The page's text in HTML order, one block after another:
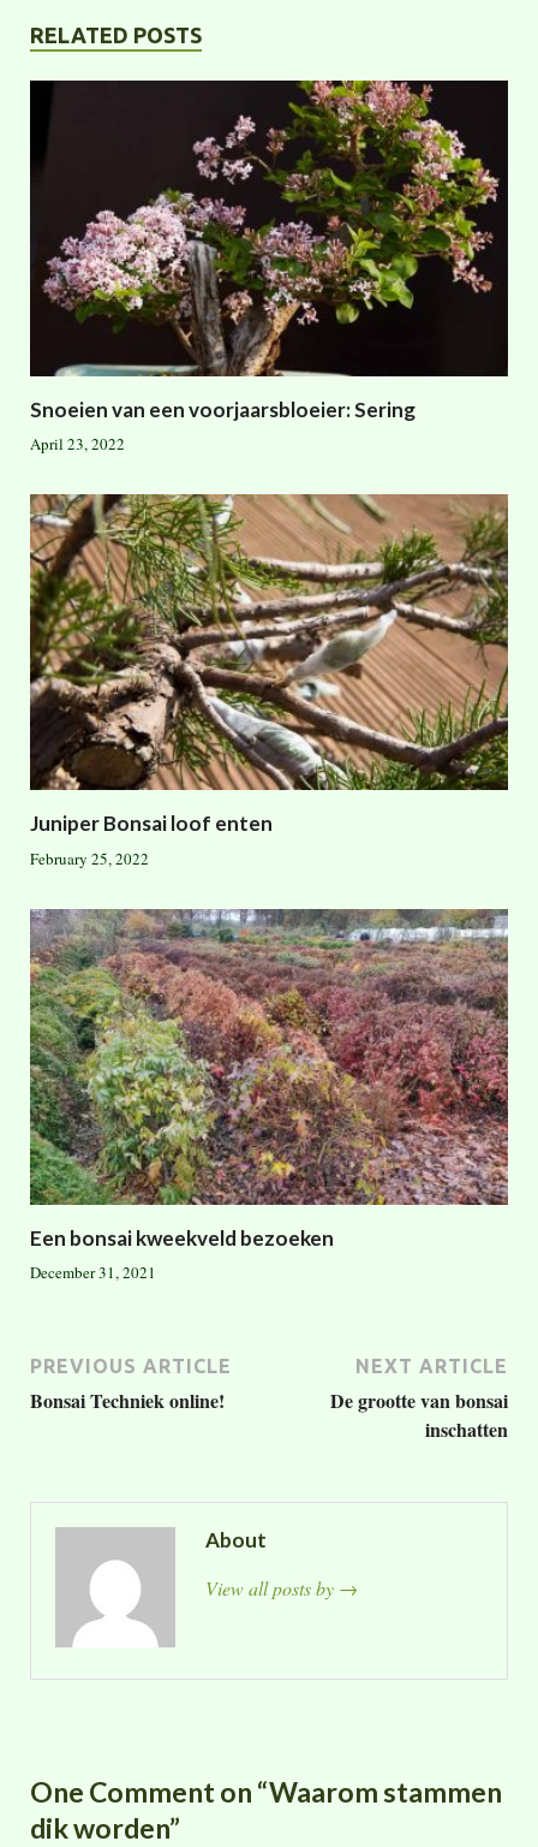
RELATED POSTS
Snoeien van een voorjaarsbloeier: Sering
April 23, 2022
Juniper Bonsai loof enten
February 25, 2022
Een bonsai kweekveld bezoeken
December 31, 2021
PREVIOUS ARTICLE
Bonsai Techniek online!
NEXT ARTICLE
De grootte van bonsai
inschatten
About
View all posts by →
One Comment on “Waarom stammen
dik worden”